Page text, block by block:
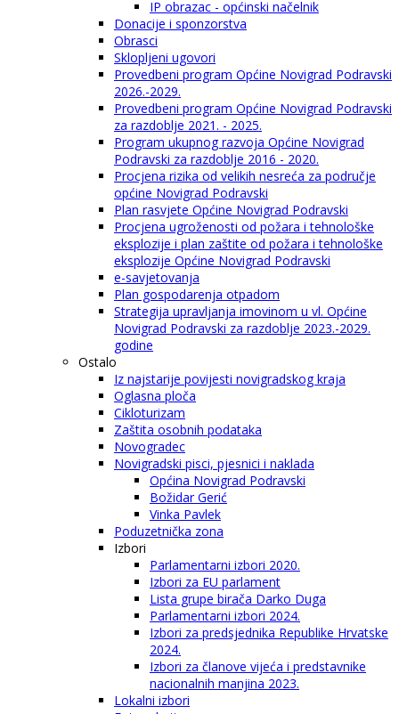
IP obrazac - općinski načelnik
Donacije i sponzorstva
Obrasci
Sklopljeni ugovori
Provedbeni program Općine Novigrad Podravski
2026.-2029.
Provedbeni program Općine Novigrad Podravski
za razdoblje 2021. - 2025.
Program ukupnog razvoja Općine Novigrad
Podravski za razdoblje 2016 - 2020.
Procjena rizika od velikih nesreća za područje
općine Novigrad Podravski
Plan rasvjete Općine Novigrad Podravski
Procjena ugroženosti od požara i tehnološke
eksplozije i plan zaštite od požara i tehnološke
eksplozije Općine Novigrad Podravski
e-savjetovanja
Plan gospodarenja otpadom
Strategija upravljanja imovinom u vl. Općine
Novigrad Podravski za razdoblje 2023.-2029.
godine
Ostalo
Iz najstarije povijesti novigradskog kraja
Oglasna ploča
Cikloturizam
Zaštita osobnih podataka
Novogradec
Novigradski pisci, pjesnici i naklada
Općina Novigrad Podravski
Božidar Gerić
Vinka Pavlek
Poduzetnička zona
Izbori
Parlamentarni izbori 2020.
Izbori za EU parlament
Lista grupe birača Darko Duga
Parlamentarni izbori 2024.
Izbori za predsjednika Republike Hrvatske
2024.
Izbori za članove vijeća i predstavnike
nacionalnih manjina 2023.
Lokalni izbori